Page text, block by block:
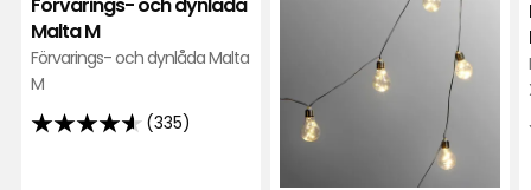
Förvarings- och dynlåda
Malta M
Förvarings- och dynlåda Malta
M
(335)
4.6
i